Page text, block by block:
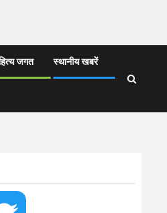
जगत स्थानीय खबरें